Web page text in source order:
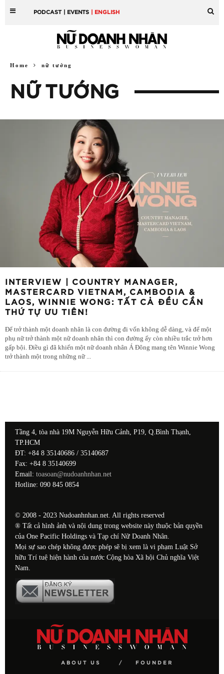
PODCAST | EVENTS | ENGLISH
Home nữ tướng
NỮ TƯỚNG
INTERVIEW | COUNTRY MANAGER,
MASTERCARD VIETNAM, CAMBODIA &
LAOS, WINNIE WONG: TẤT CẢ ĐỀU CẦN
THỨ TỰ ƯU TIÊN!
Để trở thành một doanh nhân là con đường đi vốn không dễ dàng, và để một
phụ nữ trở thành một nữ doanh nhân thì con đường ấy còn nhiều trắc trở hơn
gấp bội. Điều gì đã khiến một nữ doanh nhân Á Đông mang tên Winnie Wong
trở thành một trong những nữ ...
Tầng 4, tòa nhà 19M Nguyễn Hữu Cảnh, P19, Q.Bình Thạnh,
TP.HCM
ĐT: +84 8 35140686 / 35140687
Fax: +84 8 35140699
Email: toasoan@nudoanhnhan.net
Hotline: 090 845 0854
© 2008 - 2023 Nudoanhnhan.net. All rights reserved
® Tất cả hình ảnh và nội dung trong website này thuộc bản quyền
của One Pacific Holdings và Tạp chí Nữ Doanh Nhân.
Mọi sự sao chép không được phép sẽ bị xem là vi phạm Luật Sở
hữu Trí tuệ hiện hành của nước Cộng hòa Xã hội Chủ nghĩa Việt
Nam.
ABOUT US FOUNDER